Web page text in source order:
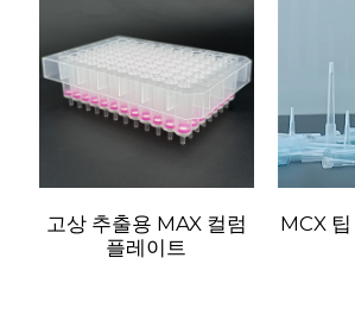
고상 추출용 MAX 컬럼
플레이트
MCX